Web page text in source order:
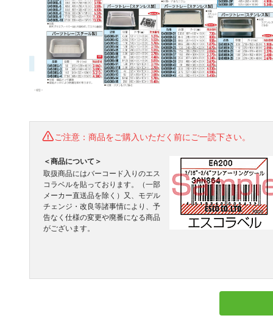
ご注意：商品をご購入いただく前にご一読下さい。
＜商品について＞
取扱商品にはバーコード入りのエス
コラベルを貼っております。（一部
メーカー直送品を除く）又、モデル
チェンジ・改良等諸事情により、予
告なく仕様の変更や廃番になる商品
がございます。